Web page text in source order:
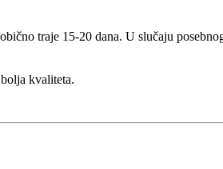
traje 15-20 dana. U slučaju
kvaliteta.